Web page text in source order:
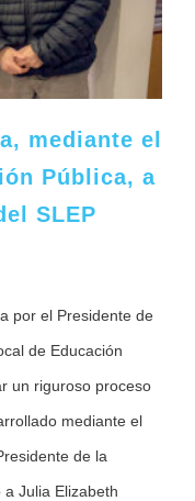
mediante el
Pública, a
SLEP
por el Presidente de
de Educación
un riguroso proceso
mediante el
de la
Julia Elizabeth